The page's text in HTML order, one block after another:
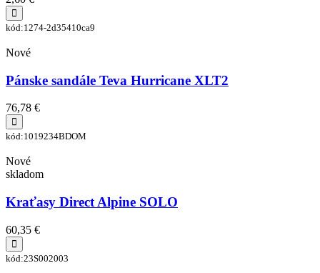
kód:1274-2d35410ca9
Nové
Pánske sandále Teva Hurricane XLT2
76,78 €
kód:1019234BDOM
Nové
skladom
Kraťasy Direct Alpine SOLO
60,35 €
kód:23S002003